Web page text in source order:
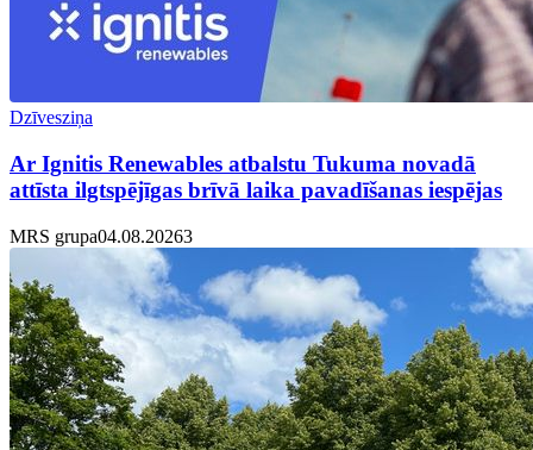
Dzīvesziņa
Ar Ignitis Renewables atbalstu Tukuma novadā
attīsta ilgtspējīgas brīvā laika pavadīšanas iespējas
MRS grupa04.08.20263